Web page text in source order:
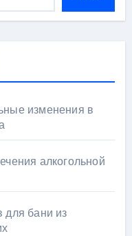
изменения в
алкогольной
для бани из